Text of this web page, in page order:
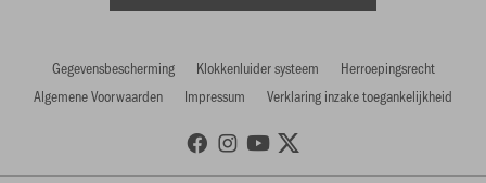
Gegevensbescherming Klokkenluider systeem
Herroepingsrecht
Algemene Voorwaarden
Impressum Verklaring inzake toegankelijkheid